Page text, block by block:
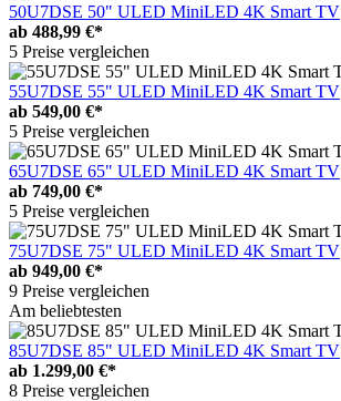
50U7DSE 50" ULED MiniLED 4K Smart TV
ab 488,99 €*
5 Preise vergleichen
55U7DSE 55" ULED MiniLED 4K Smart TV
ab 549,00 €*
5 Preise vergleichen
65U7DSE 65" ULED MiniLED 4K Smart TV
ab 749,00 €*
5 Preise vergleichen
75U7DSE 75" ULED MiniLED 4K Smart TV
ab 949,00 €*
9 Preise vergleichen
Am beliebtesten
85U7DSE 85" ULED MiniLED 4K Smart TV
ab 1.299,00 €*
8 Preise vergleichen